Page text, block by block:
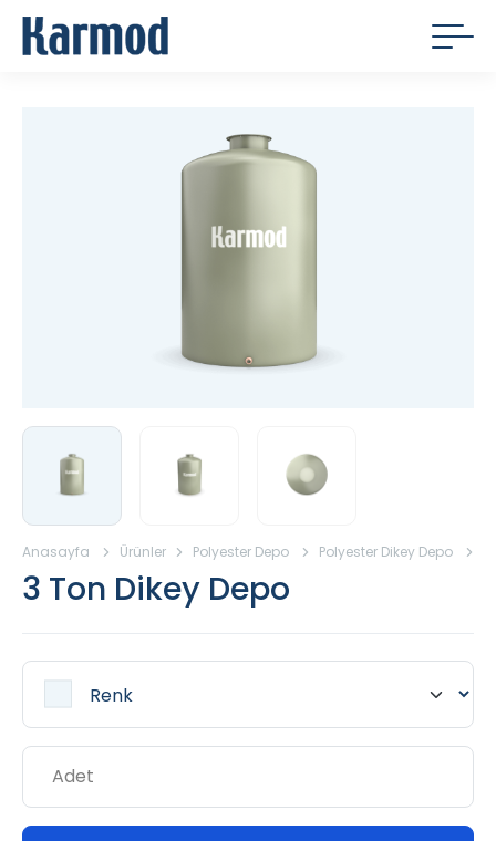
Anasayfa Ürünler Polyester Depo Polyester Dikey Depo
3 Ton Dikey Depo